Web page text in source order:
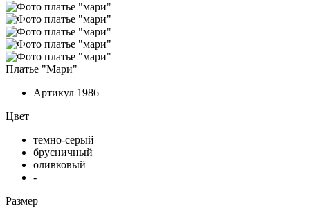
Платье "Мари"
Артикул 1986
Цвет
темно-серый
брусничный
оливковый
-
Размер